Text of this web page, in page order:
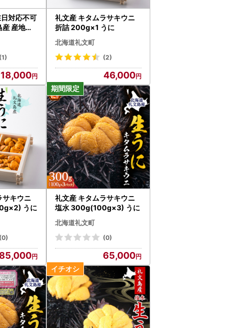
日対応不可
産地直
生キタム
パック
(1)
18,000
礼文産 キタムラサキウニ
折詰 200g×1 うに
北海道礼文町
(2)
46,000
サキウニ
うに
(0)
85,000
礼文産 キタムラサキウニ
塩水 300g(100g×3) うに
北海道礼文町
(0)
65,000